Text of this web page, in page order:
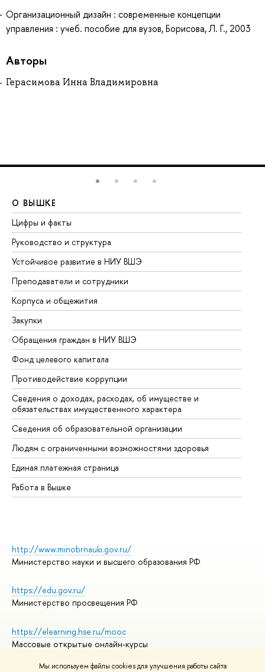
Мы используем файлы cookies для улучшения работы сайта
Организационный дизайн : современные концепции
управления : учеб. пособие для вузов, Борисова, Л. Г., 2003
Авторы
Герасимова Инна Владимировна
О ВЫШКЕ
Цифры и факты
Руководство и структура
Устойчивое развитие в НИУ ВШЭ
Преподаватели и сотрудники
Корпуса и общежития
Закупки
Обращения граждан в НИУ ВШЭ
Фонд целевого капитала
Противодействие коррупции
Сведения о доходах, расходах, об имуществе и
обязательствах имущественного характера
Сведения об образовательной организации
Людям с ограниченными возможностями здоровья
Единая платежная страница
Работа в Вышке
http://www.minobrnauki.gov.ru/
Министерство науки и высшего образования РФ
https://edu.gov.ru/
Министерство просвещения РФ
https://elearning.hse.ru/mooc
Массовые открытые онлайн-курсы